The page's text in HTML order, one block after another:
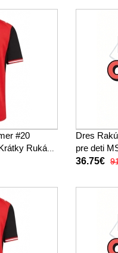
#20
Rukáv
Dres
pre deti
trenírky)
36.75€